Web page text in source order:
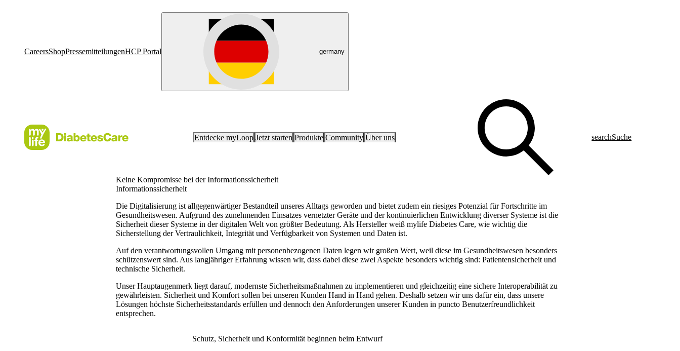
CareersShopPressemitteilungenHCP Portal germany
Entdecke myLoop Jetzt starten Produkte Community Über uns searchSuche
Keine Kompromisse bei der Informationssicherheit
Informationssicherheit
Die Digitalisierung ist allgegenwärtiger Bestandteil unseres Alltags geworden und bietet zudem ein riesiges Potenzial für Fortschritte im
Gesundheitswesen. Aufgrund des zunehmenden Einsatzes vernetzter Geräte und der kontinuierlichen Entwicklung diverser Systeme ist die
Sicherheit dieser Systeme in der digitalen Welt von größter Bedeutung. Als Hersteller weiß mylife Diabetes Care, wie wichtig die
Sicherstellung der Vertraulichkeit, Integrität und Verfügbarkeit von Systemen und Daten ist.
Auf den verantwortungsvollen Umgang mit personenbezogenen Daten legen wir großen Wert, weil diese im Gesundheitswesen besonders
schützenswert sind. Aus langjähriger Erfahrung wissen wir, dass dabei diese zwei Aspekte besonders wichtig sind: Patientensicherheit und
technische Sicherheit.
Unser Hauptaugenmerk liegt darauf, modernste Sicherheitsmaßnahmen zu implementieren und gleichzeitig eine sichere Interoperabilität zu
gewährleisten. Sicherheit und Komfort sollen bei unseren Kunden Hand in Hand gehen. Deshalb setzen wir uns dafür ein, dass unsere
Lösungen höchste Sicherheitsstandards erfüllen und dennoch den Anforderungen unserer Kunden in puncto Benutzerfreundlichkeit
entsprechen.
Schutz, Sicherheit und Konformität beginnen beim Entwurf